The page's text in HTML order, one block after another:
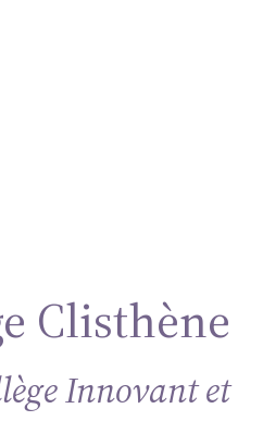
Clisthène
Innovant et